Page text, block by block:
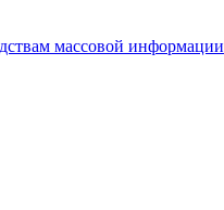
массовой информации